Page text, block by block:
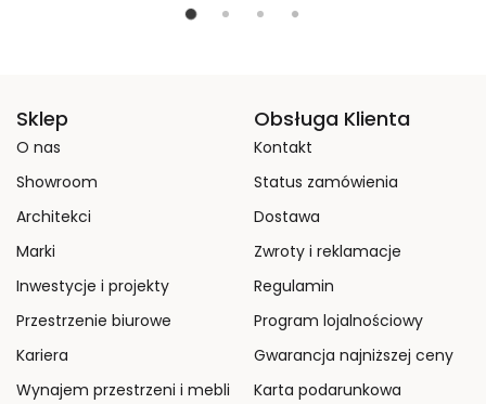
Sklep
O nas
Showroom
Architekci
Marki
Inwestycje i projekty
Przestrzenie biurowe
Kariera
Wynajem przestrzeni i mebli
Obsługa Klienta
Kontakt
Status zamówienia
Dostawa
Zwroty i reklamacje
Regulamin
Program lojalnościowy
Gwarancja najniższej ceny
Karta podarunkowa